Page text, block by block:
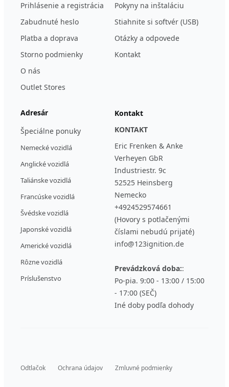
Prihlásenie a registrácia
Zabudnuté heslo
Platba a doprava
Storno podmienky
O nás
Outlet Stores
Pokyny na inštaláciu
Stiahnite si softvér (USB)
Otázky a odpovede
Kontakt
Adresár
Špeciálne ponuky
Nemecké vozidlá
Anglické vozidlá
Taliánske vozidlá
Francúske vozidlá
Švédske vozidlá
Japonské vozidlá
Americké vozidlá
Rôzne vozidlá
Príslušenstvo
Kontakt
KONTAKT
Eric Frenken & Anke
Verheyen GbR
Industriestr. 9c
52525 Heinsberg
Nemecko
+4924529574661
(Hovory s potlačenými
číslami nebudú prijaté)
info@123ignition.de
Prevádzková doba::
Po-pia. 9:00 - 13:00 / 15:00
- 17:00 (SEČ)
Iné doby podľa dohody
Odtlačok Ochrana údajov Zmluvné podmienky